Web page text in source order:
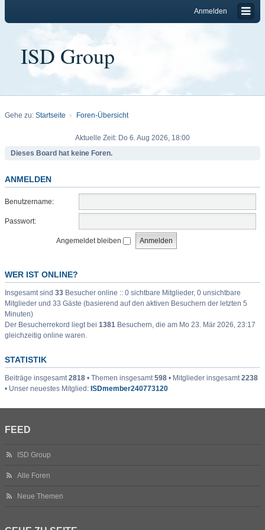
Anmelden
ISD Group
Gehe zu: Startseite Foren-Übersicht
Aktuelle Zeit: Do 6. Aug 2026, 18:00
Dieses Board hat keine Foren.
ANMELDEN
Benutzername:
Passwort:
Angemeldet bleiben
WER IST ONLINE?
Insgesamt sind 33 Besucher online :: 0 sichtbare Mitglieder, 0 unsichtbare
Mitglieder und 33 Gäste (basierend auf den aktiven Besuchern der letzten 5
Minuten)
Der Besucherrekord liegt bei 1381 Besuchern, die am Mo 23. Mär 2026, 23:17
gleichzeitig online waren.
STATISTIK
Beiträge insgesamt2818 • Themen insgesamt598 • Mitglieder insgesamt2238
• Unser neuestes Mitglied: ISDmember240773120
FEED
ISD Group
Alle Foren
Neue Themen